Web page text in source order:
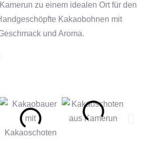
zu einem idealen Ort für den
Kakaobohnen mit
und Aroma.